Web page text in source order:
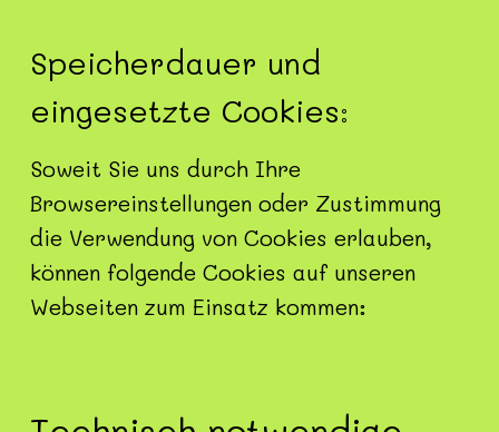
Speicherdauer und
eingesetzte Cookies:
Soweit Sie uns durch Ihre
Browsereinstellungen oder Zustimmung
die Verwendung von Cookies erlauben,
können folgende Cookies auf unseren
Webseiten zum Einsatz kommen: